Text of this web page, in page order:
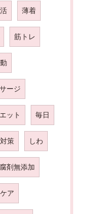
薄着
筋トレ
ージ
ット 毎日
策 しわ
剤無添加
ア